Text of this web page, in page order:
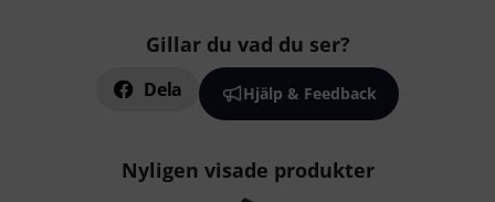
Gillar du vad du ser?
Dela Hjälp & Feedback
Nyligen visade produkter